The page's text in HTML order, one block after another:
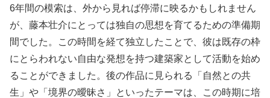
6年間の模索は、外から見れば停滞に映るかもしれません
が、藤本壮介にとっては独自の思想を育てるための準備期
間でした。この時間を経て独立したことで、彼は既存の枠
にとらわれない自由な発想を持つ建築家として活動を始め
ることができました。後の作品に見られる「自然との共
生」や「境界の曖昧さ」といったテーマは、この時期に培